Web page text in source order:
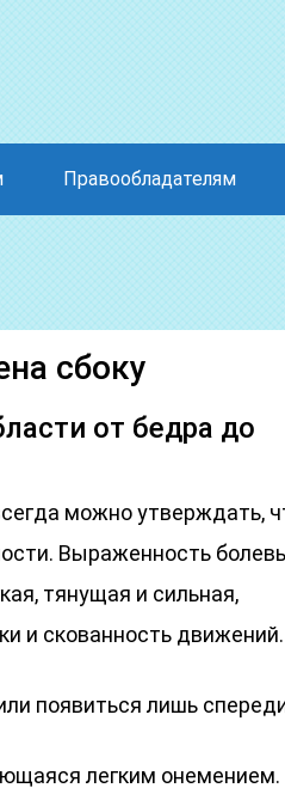
Правообладателям
сбоку
от бедра до
можно утверждать,
Выраженность
тянущая и сильная,
и скованность движений.
появиться лишь
легким онемением.